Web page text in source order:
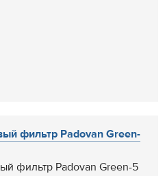
фильтр Padovan Green-
фильтр Padovan Green-5